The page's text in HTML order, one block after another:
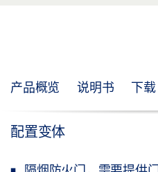
产品概览 说明书 下载
配置变体